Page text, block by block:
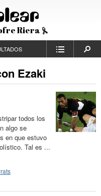
Riera
Ezaki
todos los
algo se
en que estuvo
Tal es ...